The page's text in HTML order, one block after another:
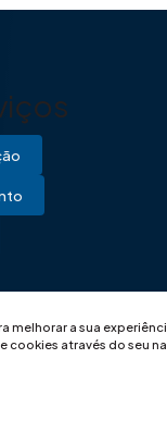
melhorar a sua
cookies através do seu